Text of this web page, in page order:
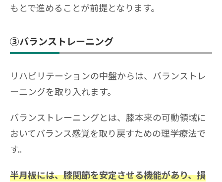
もとで進めることが前提となります。
③バランストレーニング
リハビリテーションの中盤からは、バランストレ
ーニングを取り入れます。
バランストレーニングとは、膝本来の可動領域に
おいてバランス感覚を取り戻すための理学療法で
す。
半月板には、膝関節を安定させる機能があり、損